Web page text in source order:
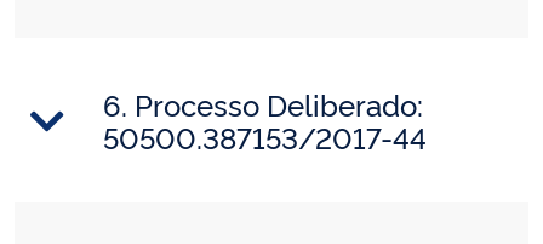
6. Processo Deliberado:
50500.387153/2017-44